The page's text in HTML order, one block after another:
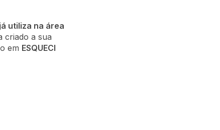
utiliza na área
criado a sua
em ESQUECI